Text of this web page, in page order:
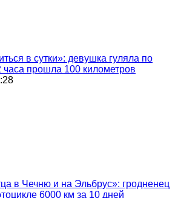
в сутки»: девушка гуляла по
часа прошла 100 километров
в Чечню и на Эльбрус»: гродненец
6000 км за 10 дней